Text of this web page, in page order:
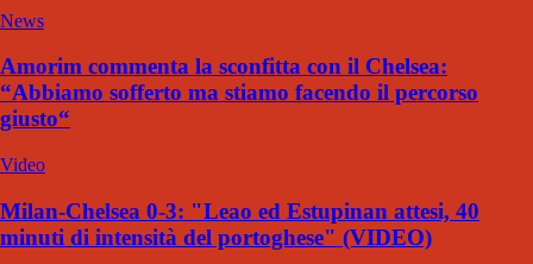
News
Amorim commenta la sconfitta con il Chelsea:
“Abbiamo sofferto ma stiamo facendo il percorso
giusto“
Video
Milan-Chelsea 0-3: "Leao ed Estupinan attesi, 40
minuti di intensità del portoghese" (VIDEO)